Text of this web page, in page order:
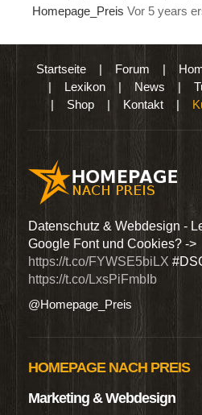
Homepage_Preis Vor 5 years
Startseite| Forum |
| Lexikon | News |
| Shop | Kontakt |
Datenschutz & Webdesign -
Google Font und Cookies? ->
https://t.co/FYWSE5biLX
https://t.co/LxsPiFmbIb
@Homepage_Preis
HOMEPAGE NACH PREIS
Marketing & Webdesign